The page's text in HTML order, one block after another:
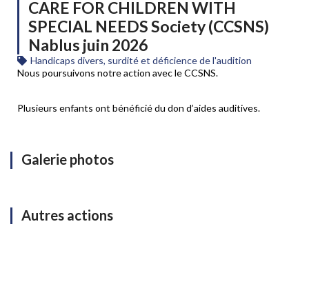
CARE FOR CHILDREN WITH
SPECIAL NEEDS Society (CCSNS)
Nablus juin 2026
Handicaps divers, surdité et déficience de l'audition
Nous poursuivons notre action avec le CCSNS.
Plusieurs enfants ont bénéficié du don d’aides auditives.
Galerie photos
Autres actions